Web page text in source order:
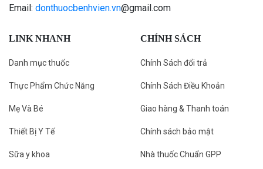
Email: donthuocbenhvien.vn@gmail.com
LINK NHANH
Danh mục thuốc
Thực Phẩm Chức Năng
Mẹ Và Bé
Thiết Bị Y Tế
Sữa y khoa
CHÍNH SÁCH
Chính Sách đổi trả
Chính Sách Điều Khoản
Giao hàng & Thanh toán
Chính sách bảo mật
Nhà thuốc Chuẩn GPP